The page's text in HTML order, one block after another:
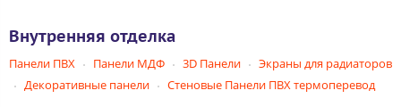
Внутренняя отделка
Панели ПВХ Панели МДФ 3D Панели
Экраны для радиаторов
Декоративные панели
Стеновые Панели ПВХ термоперевод